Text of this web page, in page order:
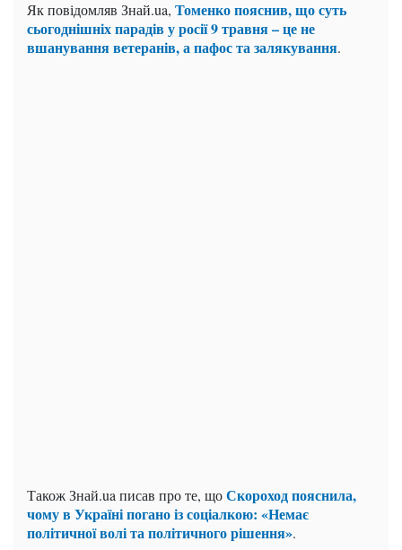
Як повідомляв Знай.ua, Томенко пояснив, що суть
сьогоднішніх парадів у росії 9 травня – це не
вшанування ветеранів, а пафос та залякування.
Також Знай.ua писав про те, щоСкороход пояснила,
чому в Україні погано із соціалкою: «Немає
політичної волі та політичного рішення».